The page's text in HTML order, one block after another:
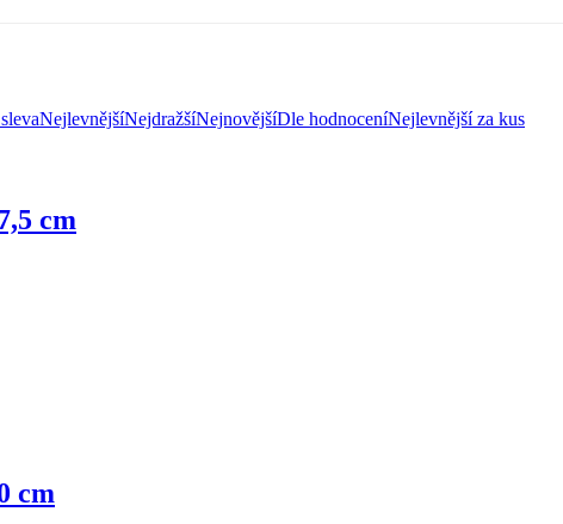
NejlevnějšíNejdražšíNejnovějšíDle hodnoceníNejlevnější za kus
cm
cm